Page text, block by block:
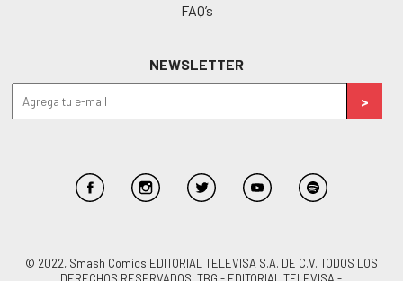
FAQ’s
NEWSLETTER
© 2022, Smash Comics EDITORIAL TELEVISA S.A. DE C.V. TODOS LOS